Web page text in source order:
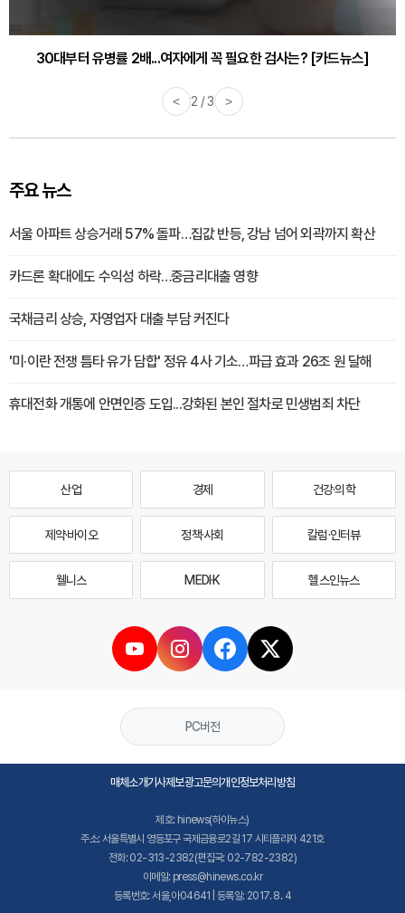
30대부터 유병률 2배...여자에게 꼭 필요한 검사는? [카드뉴스]
감기·독감 예방하고 면역력 높이는 4가지 영양제 [카드뉴스]
< 2 / 3 >
주요 뉴스
서울 아파트 상승거래 57% 돌파…집값 반등, 강남 넘어 외곽까지 확산
카드론 확대에도 수익성 하락…중금리대출 영향
국채금리 상승, 자영업자 대출 부담 커진다
'미·이란 전쟁 틈타 유가 담합' 정유 4사 기소…파급 효과 26조 원 달해
휴대전화 개통에 안면인증 도입...강화된 본인 절차로 민생범죄 차단
산업 경제 건강·의학
제약·바이오 정책·사회 칼럼·인터뷰
웰니스 MEDI·K 헬스인뉴스
PC버전
매체소개기사제보광고문의개인정보처리방침
제호: hinews(하이뉴스)
주소: 서울특별시 영등포구 국제금융로2길 17 시티플라자 421호
전화: 02-313-2382(편집국: 02-782-2382)
이메일: press@hinews.co.kr
등록번호: 서울,아04641 | 등록일: 2017. 8. 4